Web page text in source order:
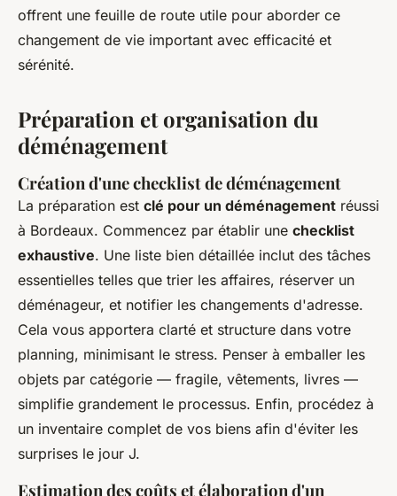
offrent une feuille de route utile pour aborder ce
changement de vie important avec efficacité et
sérénité.
Préparation et organisation du
déménagement
Création d'une checklist de déménagement
La préparation est clé pour un déménagement réussi
à Bordeaux. Commencez par établir une checklist
exhaustive. Une liste bien détaillée inclut des tâches
essentielles telles que trier les affaires, réserver un
déménageur, et notifier les changements d'adresse.
Cela vous apportera clarté et structure dans votre
planning, minimisant le stress. Penser à emballer les
objets par catégorie — fragile, vêtements, livres —
simplifie grandement le processus. Enfin, procédez à
un inventaire complet de vos biens afin d'éviter les
surprises le jour J.
Estimation des coûts et élaboration d'un